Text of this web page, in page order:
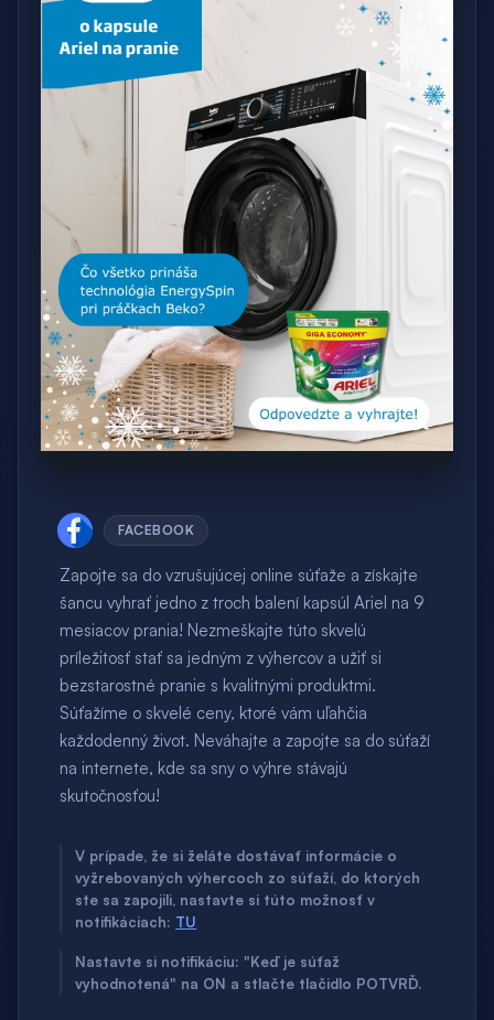
FACEBOOK
Zapojte sa do vzrušujúcej online súťaže a získajte
šancu vyhrať jedno z troch balení kapsúl Ariel na 9
mesiacov prania! Nezmeškajte túto skvelú
príležitosť stať sa jedným z výhercov a užiť si
bezstarostné pranie s kvalitnými produktmi.
Súťažíme o skvelé ceny, ktoré vám uľahčia
každodenný život. Neváhajte a zapojte sa do súťaží
na internete, kde sa sny o výhre stávajú
skutočnosťou!
V prípade, že si želáte dostávať informácie o
vyžrebovaných výhercoch zo súťaží, do ktorých
ste sa zapojili, nastavte si túto možnosť v
notifikáciach: TU
Nastavte si notifikáciu: "Keď je súťaž
vyhodnotená" na ON a stlačte tlačidlo POTVRĎ.